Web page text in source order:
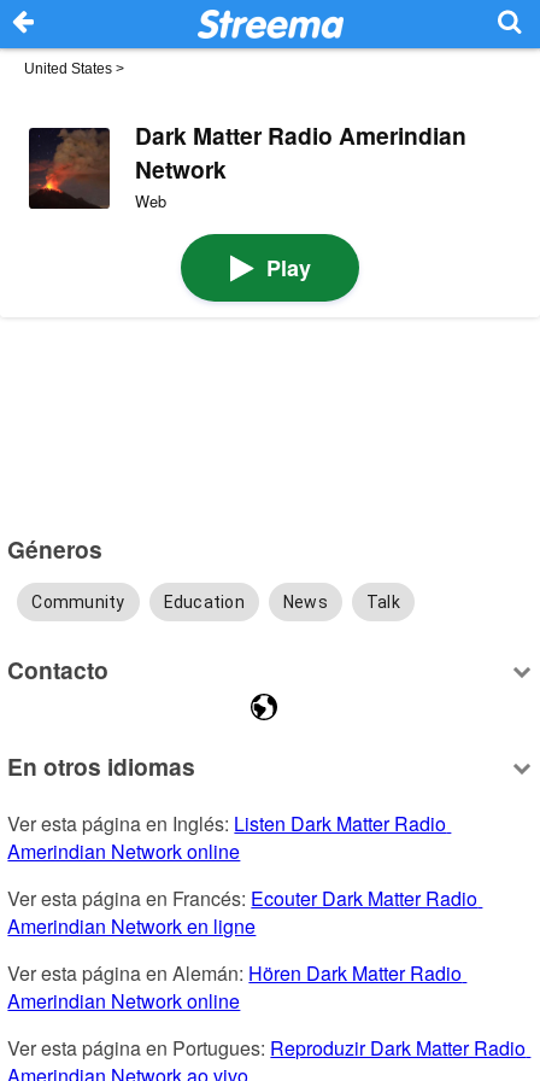
United States >
Dark Matter Radio Amerindian
Network
Web
Play
Géneros
Community Education News Talk
Contacto
En otros idiomas
Ver esta página en Inglés: Listen Dark Matter Radio
Amerindian Network online
Ver esta página en Francés: Ecouter Dark Matter Radio
Amerindian Network en ligne
Ver esta página en Alemán: Hören Dark Matter Radio
Amerindian Network online
Ver esta página en Portugues: Reproduzir Dark Matter Radio
Amerindian Network ao vivo